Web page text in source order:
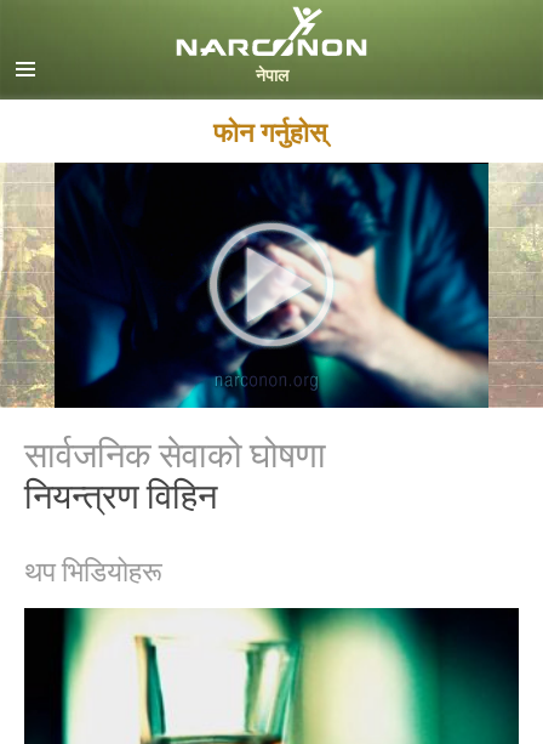
Czech
Turkish
सबै क्षेत्र /भाषा
फोन गर्नुहोस्
सार्वजनिक सेवाको घोषणा
नियन्त्रण विहिन
थप भिडियोहरू